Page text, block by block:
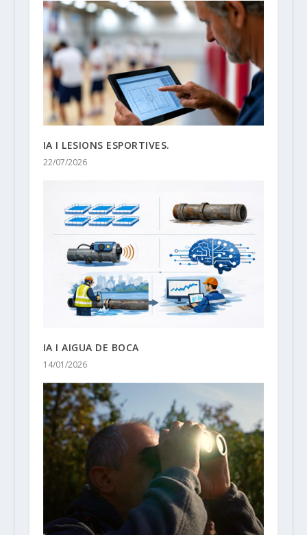
IA I LESIONS ESPORTIVES.
22/07/2026
IA I AIGUA DE BOCA
14/01/2026